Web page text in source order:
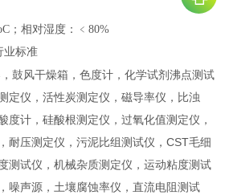
；相对湿度：﹤80%
业标准
鼓风干燥箱，色度计，化学试剂沸点测试
定仪，活性炭测定仪，磁导率仪，比浊
度计，硅酸根测定仪，过氧化值测定仪，
耐压测定仪，污泥比组测试仪，CST毛细
测试仪，机械杂质测定仪，运动粘度测试
噪声源，土壤腐蚀率仪，直流电阻测试